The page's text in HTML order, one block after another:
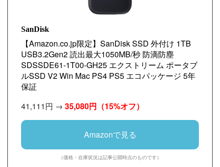
SanDisk
【Amazon.co.jp限定】SanDisk SSD 外付け 1TB
USB3.2Gen2 読出最大1050MB/秒 防滴防塵
SDSSDE61-1T00-GH25 エクストリーム ポータブ
ルSSD V2 Win Mac PS4 PS5 エコパッケージ 5年
保証
41,111円 → 35,080円 （15%オフ）
Amazonで見る
（価格・在庫状況は記事公開時点のものです）